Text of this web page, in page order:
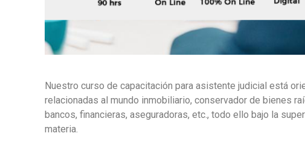
Nuestro curso de capacitación para asistente judicial está
relacionadas al mundo inmobiliario, conservador de bienes
bancos, financieras, aseguradoras, etc., todo ello bajo la
materia.